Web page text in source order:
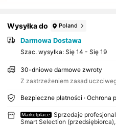
Wysyłka do Poland
Darmowa Dostawa
Szac. wysyłka: Się 14 - Się 19
30-dniowe darmowe zwroty
Z zastrzeżeniem zasad
Bezpieczne płatności · Ochrona
Marketplace
Sprzedaje
Smart Selection (przedsiębiorca),